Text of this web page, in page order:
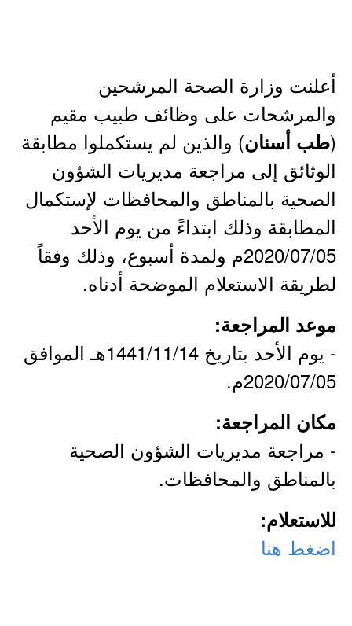
أعلنت وزارة الصحة المرشحين
والمرشحات على وظائف طبيب مقيم
(طب أسنان) والذين لم يستكملوا مطابقة
الوثائق إلى مراجعة مديريات الشؤون
الصحية بالمناطق والمحافظات لإستكمال
المطابقة وذلك ابتداءً من يوم الأحد
2020/07/05م ولمدة أسبوع، وذلك وفقاً
لطريقة الاستعلام الموضحة أدناه.
موعد المراجعة:
- يوم الأحد بتاريخ 1441/11/14هـ الموافق
2020/07/05م.
مكان المراجعة:
- مراجعة مديريات الشؤون الصحية
بالمناطق والمحافظات.
للاستعلام:
اضغط هنا